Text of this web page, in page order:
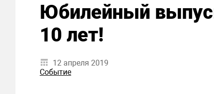
Юбилейный
10 лет!
12 апреля 2019
Событие